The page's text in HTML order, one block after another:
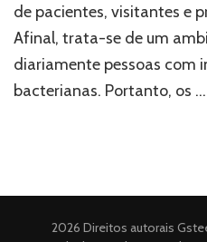
de pacientes, visitantes e
Afinal, trata-se de um
diariamente pessoas com
bacterianas. Portanto, os …
2026 Direitos autorais